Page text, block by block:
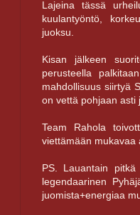
Lajeina tässä
kuulantyöntö,
juoksu.
Kisan jälkeen
perusteella
mahdollisuus siirtyä
on vettä pohjaan asti
Team Rahola
viettämään mukavaa
PS. Lauantain
legendaarinen
juomista+energiaa